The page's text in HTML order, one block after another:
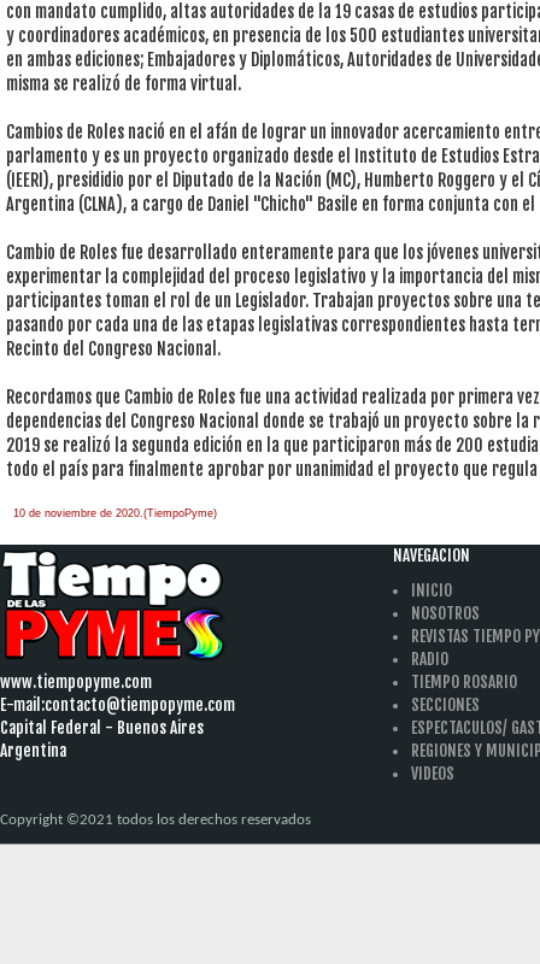
con mandato cumplido, altas autoridades de la 19 casas de estudios
y coordinadores académicos, en presencia de los 500 estudiantes
en ambas ediciones; Embajadores y Diplomáticos, Autoridades de
misma se realizó de forma virtual.
Cambios de Roles nació en el afán de lograr un innovador acercamiento
parlamento y es un proyecto organizado desde el Instituto de Estudios
(IEERI), presididio por el Diputado de la Nación (MC), Humberto Roggero y el
Argentina (CLNA), a cargo de Daniel "Chicho" Basile en forma conjunta con
Cambio de Roles fue desarrollado enteramente para que los jóvenes
experimentar la complejidad del proceso legislativo y la importancia del
participantes toman el rol de un Legislador. Trabajan proyectos sobre una
pasando por cada una de las etapas legislativas correspondientes hasta
Recinto del Congreso Nacional.
Recordamos que Cambio de Roles fue una actividad realizada por primera
dependencias del Congreso Nacional donde se trabajó un proyecto sobre la
2019 se realizó la segunda edición en la que participaron más de 200
todo el país para finalmente aprobar por unanimidad el proyecto que regula
10 de noviembre de 2020.(TiempoPyme)
www.tiempopyme.com
E-mail:contacto@tiempopyme.com
Capital Federal - Buenos Aires
Argentina
NAVEGACION
INICIO
NOSOTROS
REVISTAS TIEMPO
RADIO
TIEMPO ROSARIO
SECCIONES
ESPECTACULOS/
REGIONES Y
VIDEOS
Copyright ©2021 todos los derechos reservados